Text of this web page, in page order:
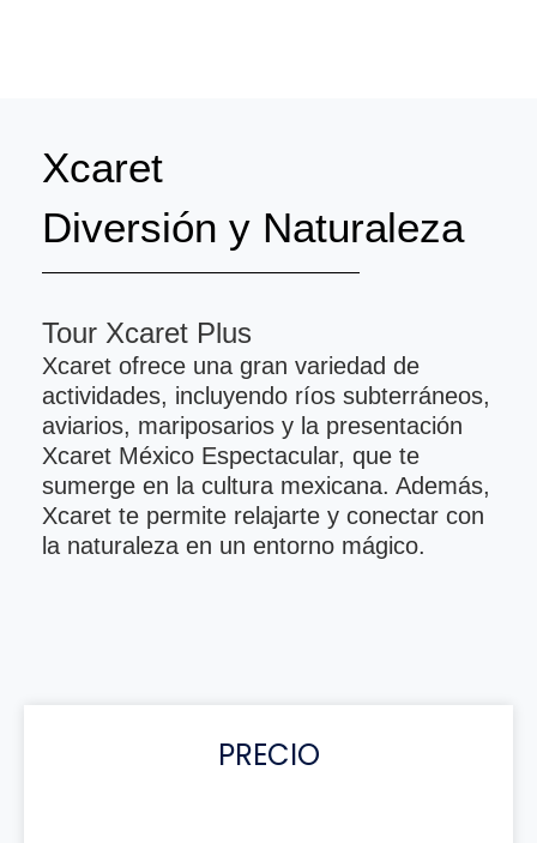
Xcaret
Diversión y Naturaleza
Tour Xcaret Plus
Xcaret ofrece una gran variedad de
actividades, incluyendo ríos subterráneos,
aviarios, mariposarios y la presentación
Xcaret México Espectacular, que te
sumerge en la cultura mexicana. Además,
Xcaret te permite relajarte y conectar con
la naturaleza en un entorno mágico.
PRECIO